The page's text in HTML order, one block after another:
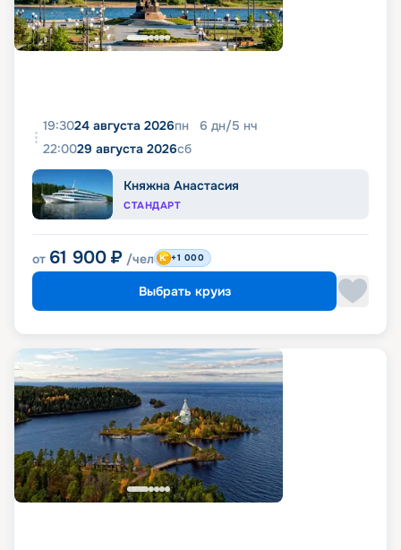
19:3024 августа 2026пн 6 дн/5 нч
22:0029 августа 2026сб
Княжна Анастасия
СТАНДАРТ
от 61 900 ₽ /чел +1 000
Выбрать круиз